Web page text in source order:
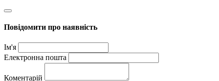
Повідомити про наявність
Ім'я
Електронна пошта
Коментарій